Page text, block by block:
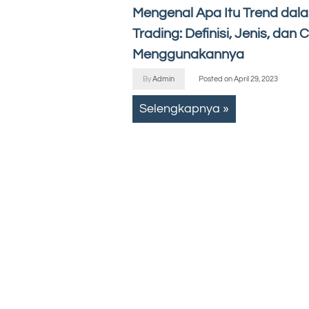
Mengenal Apa Itu Trend
Trading: Definisi, Jenis, dan
Menggunakannya
ByAdmin Posted onApril 29, 2023
Selengkapnya »